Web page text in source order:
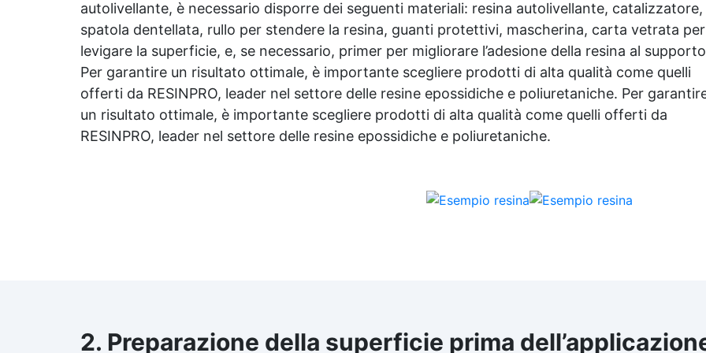
autolivellante, è necessario disporre dei seguenti materiali: resina autolivellante, catalizzatore,
spatola dentellata, rullo per stendere la resina, guanti protettivi, mascherina, carta vetrata per
levigare la superficie, e, se necessario, primer per migliorare l’adesione della resina al
Per garantire un risultato ottimale, è importante scegliere prodotti di alta qualità come quelli
offerti da RESINPRO, leader nel settore delle resine epossidiche e poliuretaniche. Per
un risultato ottimale, è importante scegliere prodotti di alta qualità come quelli offerti da
RESINPRO, leader nel settore delle resine epossidiche e poliuretaniche.
2. Preparazione della superficie prima